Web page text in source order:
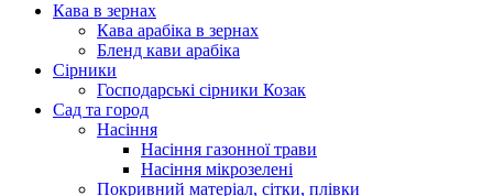
Кава в зернах
Кава арабіка в зернах
Бленд кави арабіка
Сірники
Господарські сірники Козак
Сад та город
Насіння
Насіння газонної трави
Насіння мікрозелені
Покривний матеріал, сітки, плівки